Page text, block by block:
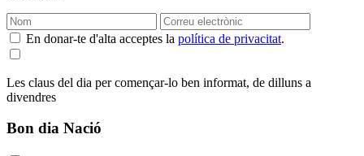
En donar-te d'alta acceptes la política de privacitat.
Les claus del dia per començar-lo ben informat, de dilluns a
divendres
Bon dia Nació